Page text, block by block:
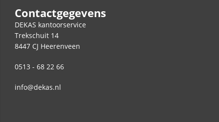
Contactgegevens
DEKAS kantoorservice
Trekschuit 14
8447 CJ Heerenveen
0513 - 68 22 66
info@dekas.nl